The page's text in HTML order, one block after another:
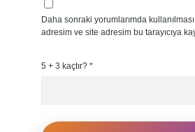
Daha sonraki yorumlarımda
adresim ve site adresim bu tarayıcıya
5 + 3 kaçtır? *